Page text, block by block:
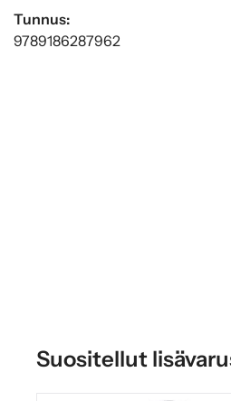
Tunnus:
9789186287962
Suositellut